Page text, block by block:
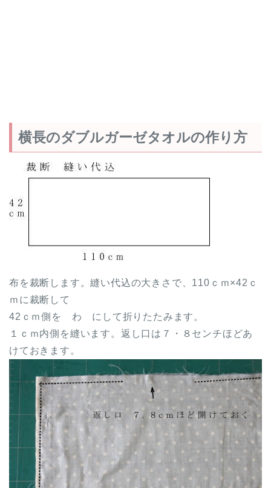
横長のダブルガーゼタオルの作り方
布を裁断します。縫い代込の大きさで、110ｃｍ×42ｃ
ｍに裁断して
42ｃｍ側を わ にして折りたたみます。
１ｃｍ内側を縫います。返し口は７・８センチほどあ
けておきます。